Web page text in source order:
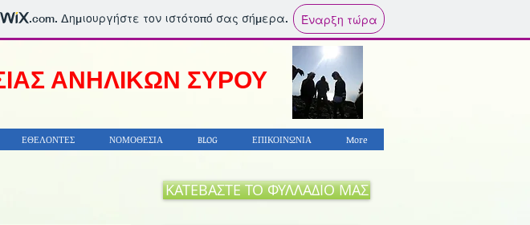
.com. Δημιουργήστε τον ιστότοπό σας σήμερα. Έναρξη τώρα
ΑΝΗΛΙΚΩΝ ΣΥΡΟΥ
ΕΘΕΛΟΝΤΕΣ ΝΟΜΟΘΕΣΙΑ BLOG ΕΠΙΚΟΙΝΩΝΙΑ More
ΚΑΤΕΒΑΣΤΕ ΤΟ ΦΥΛΛΑΔΙΟ ΜΑΣ